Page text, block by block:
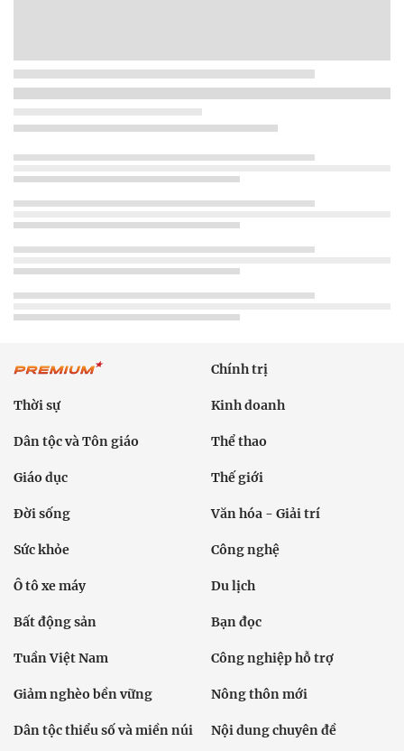
Chính trị
Thời sự Kinh doanh
Dân tộc và Tôn giáo Thể thao
Giáo dục Thế giới
Đời sống Văn hóa - Giải trí
Sức khỏe Công nghệ
Ô tô xe máy Du lịch
Bất động sản Bạn đọc
Tuần Việt Nam Công nghiệp hỗ trợ
Giảm nghèo bền vững Nông thôn mới
Dân tộc thiểu số và miền núi Nội dung chuyên đề